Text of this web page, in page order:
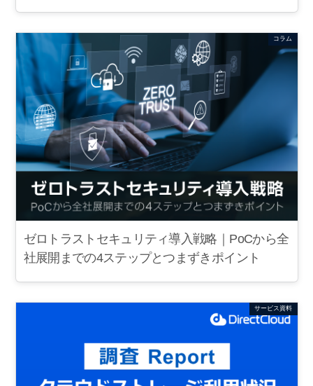
コラム
ゼロトラストセキュリティ導入戦略｜PoCから全
社展開までの4ステップとつまずきポイント
サービス資料